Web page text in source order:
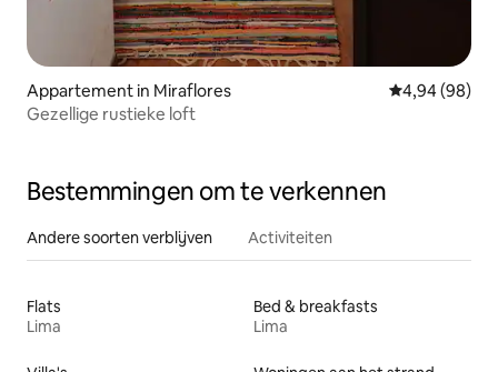
Appartement in Miraflores Gemiddelde
4,94 (98)
Gezellige rustieke loft
Bestemmingen om te verkennen
Andere soorten verblijven Activiteiten
Flats
Lima
Bed & breakfasts
Lima